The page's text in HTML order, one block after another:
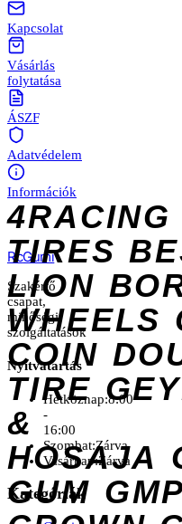
Kapcsolat
Vásárlás
folytatása
ÁSZF
Adatvédelem
Információk
4RACING
TIRES
LION
WHEELS
COIN
TIRE
&
HOSAJA
GUM GMP
RcGumi
Szakértő
csapat,
minőségi
szolgáltatások
Nyitvatartás
Hétköznap:8:00
-
16:00
Szombat:Zárva
Vasárnap:Zárva
Kategóriák